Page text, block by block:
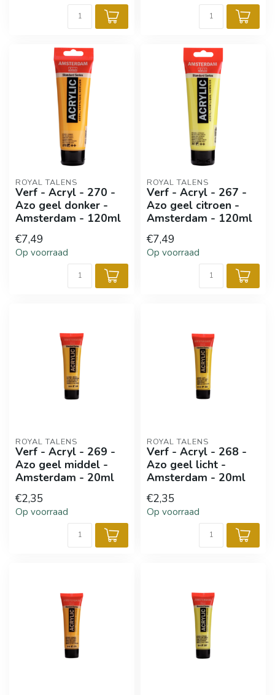
ROYAL TALENS
Verf - Acryl - 270 -
Azo geel donker -
Amsterdam - 120ml
€7,49
Op voorraad
ROYAL TALENS
Verf - Acryl - 267 -
Azo geel citroen -
Amsterdam - 120ml
€7,49
Op voorraad
ROYAL TALENS
Verf - Acryl - 269 -
Azo geel middel -
Amsterdam - 20ml
€2,35
Op voorraad
ROYAL TALENS
Verf - Acryl - 268 -
Azo geel licht -
Amsterdam - 20ml
€2,35
Op voorraad